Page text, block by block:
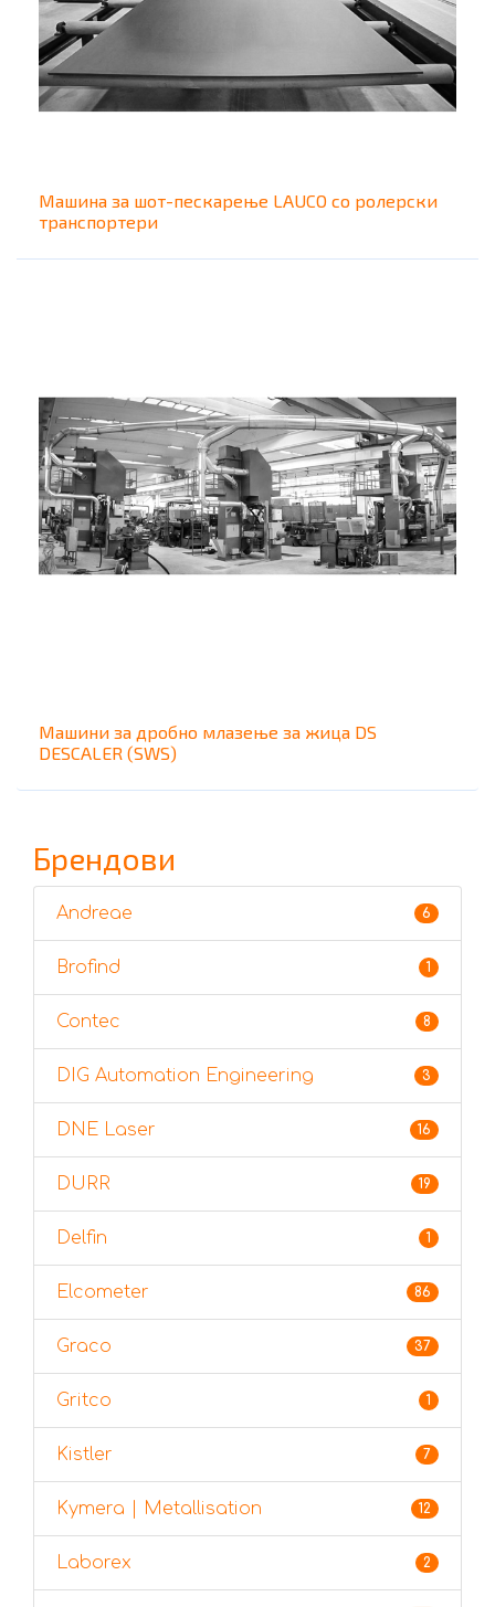
Машина за шот-пескарење LAUCO со ролерски
транспортери
Машини за дробно млазење за жица DS
DESCALER (SWS)
Брендови
Andreae 6
Brofind 1
Contec 8
DIG Automation Engineering 3
DNE Laser 16
DURR 19
Delfin 1
Elcometer 86
Graco 37
Gritco 1
Kistler 7
Kymera | Metallisation 12
Laborex 2